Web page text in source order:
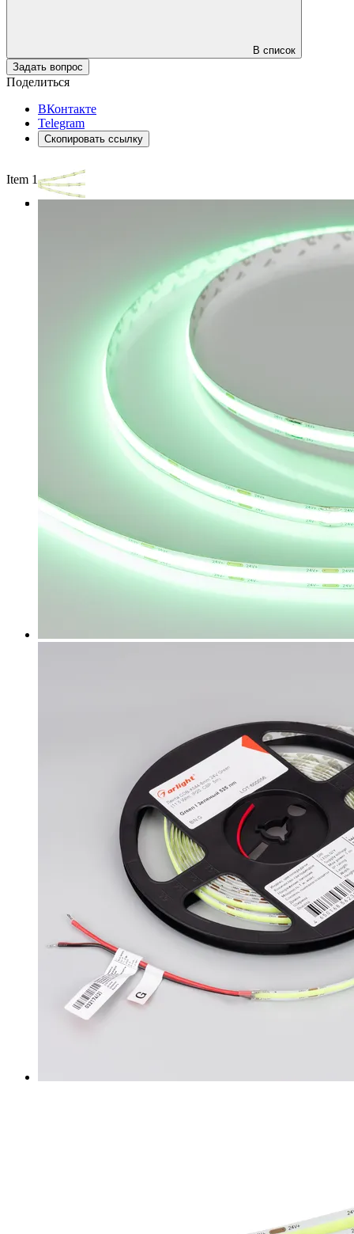
В список
Задать вопрос
Поделиться
ВКонтакте
Telegram
Скопировать ссылку
Item 1 of 3